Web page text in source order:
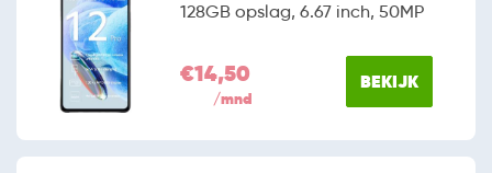
128GB opslag, 6.67 inch, 50MP
€14,50
/mnd
BEKIJK